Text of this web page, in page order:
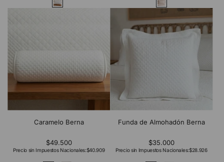
Caramelo Berna
$49.500
Precio sin Impuestos Nacionales:$40.909
Funda de Almohadón Berna
$35.000
Precio sin Impuestos Nacionales:$28.926